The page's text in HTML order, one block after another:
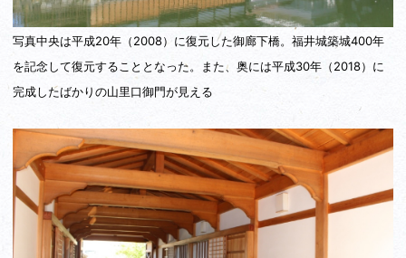
写真中央は平成20年（2008）に復元した御廊下橋。福井城築城400年
を記念して復元することとなった。また、奥には平成30年（2018）に
完成したばかりの山里口御門が見える